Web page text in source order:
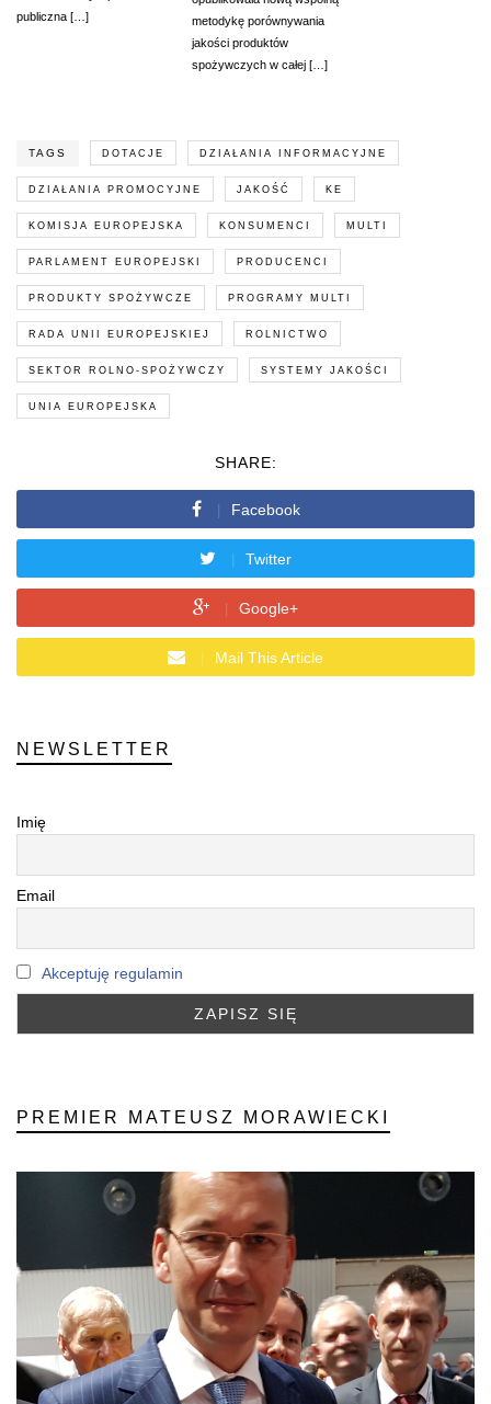
publiczna […]
metodykę porównywania
jakości produktów
spożywczych w całej […]
TAGS DOTACJE DZIAŁANIA INFORMACYJNE
DZIAŁANIA PROMOCYJNE JAKOŚĆ KE
KOMISJA EUROPEJSKA KONSUMENCI MULTI
PARLAMENT EUROPEJSKI PRODUCENCI
PRODUKTY SPOŻYWCZE PROGRAMY MULTI
RADA UNII EUROPEJSKIEJ ROLNICTWO
SEKTOR ROLNO-SPOŻYWCZY SYSTEMY JAKOŚCI
UNIA EUROPEJSKA
SHARE:
Facebook
Twitter
Google+
Mail This Article
NEWSLETTER
Imię
Email
Akceptuję regulamin
PREMIER MATEUSZ MORAWIECKI